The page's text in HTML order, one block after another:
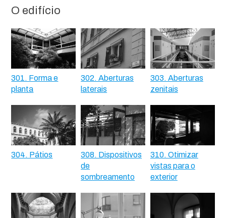
O edifício
301. Forma e
planta
302. Aberturas
laterais
303. Aberturas
zenitais
304. Pátios
308. Dispositivos
de
sombreamento
310. Otimizar
vistas para o
exterior